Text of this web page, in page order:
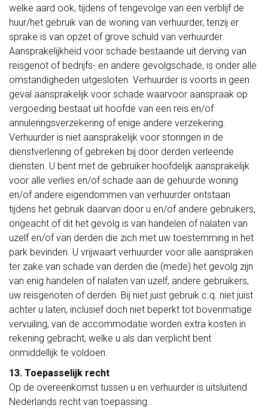
welke aard ook, tijdens of tengevolge van een verblijf de
huur/het gebruik van de woning van verhuurder, tenzij er
sprake is van opzet of grove schuld van verhuurder.
Aansprakelijkheid voor schade bestaande uit derving van
reisgenot of bedrijfs- en andere gevolgschade, is onder alle
omstandigheden uitgesloten. Verhuurder is voorts in geen
geval aansprakelijk voor schade waarvoor aanspraak op
vergoeding bestaat uit hoofde van een reis en/of
annuleringsverzekering of enige andere verzekering.
Verhuurder is niet aansprakelijk voor storingen in de
dienstverlening of gebreken bij door derden verleende
diensten. U bent met de gebruiker hoofdelijk aansprakelijk
voor alle verlies en/of schade aan de gehuurde woning
en/of andere eigendommen van verhuurder ontstaan
tijdens het gebruik daarvan door u en/of andere gebruikers,
ongeacht of dit het gevolg is van handelen of nalaten van
uzelf en/of van derden die zich met uw toestemming in het
park bevinden. U vrijwaart verhuurder voor alle aanspraken
ter zake van schade van derden die (mede) het gevolg zijn
van enig handelen of nalaten van uzelf, andere gebruikers,
uw reisgenoten of derden. Bij niet juist gebruik c.q. niet juist
achter u laten, inclusief doch niet beperkt tot bovenmatige
vervuiling, van de accommodatie worden extra kosten in
rekening gebracht, welke u als dan verplicht bent
onmiddellijk te voldoen.
13. Toepasselijk recht
Op de overeenkomst tussen u en verhuurder is uitsluitend
Nederlands recht van toepassing.